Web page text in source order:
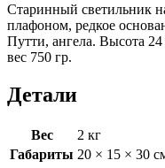
Старинный светильник
плафоном, редкое
Путти, ангела. Высота
вес 750 гр.
Детали
Вес
2 кг
Габариты 20 × 15 × 30